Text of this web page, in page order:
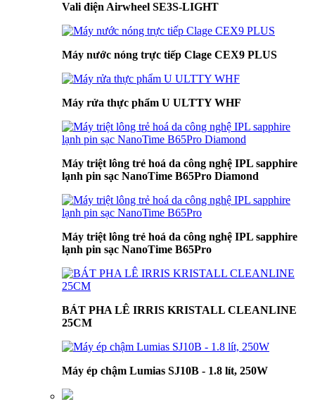
Vali điện Airwheel SE3S-LIGHT
Máy nước nóng trực tiếp Clage CEX9 PLUS
Máy rửa thực phẩm U ULTTY WHF
Máy triệt lông trẻ hoá da công nghệ IPL sapphire
lạnh pin sạc NanoTime B65Pro Diamond
Máy triệt lông trẻ hoá da công nghệ IPL sapphire
lạnh pin sạc NanoTime B65Pro
BÁT PHA LÊ IRRIS KRISTALL CLEANLINE
25CM
Máy ép chậm Lumias SJ10B - 1.8 lít, 250W